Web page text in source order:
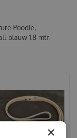
Poodle,
blauw 1.8 mtr.
×